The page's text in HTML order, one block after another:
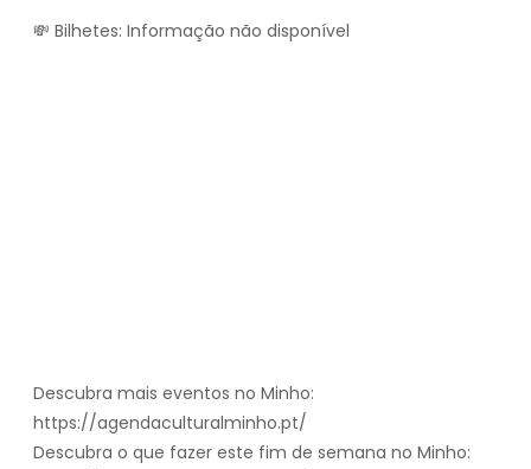
💸 Bilhetes: Informação não disponível
Descubra mais eventos no Minho:
https://agendaculturalminho.pt/
Descubra o que fazer este fim de semana no Minho: